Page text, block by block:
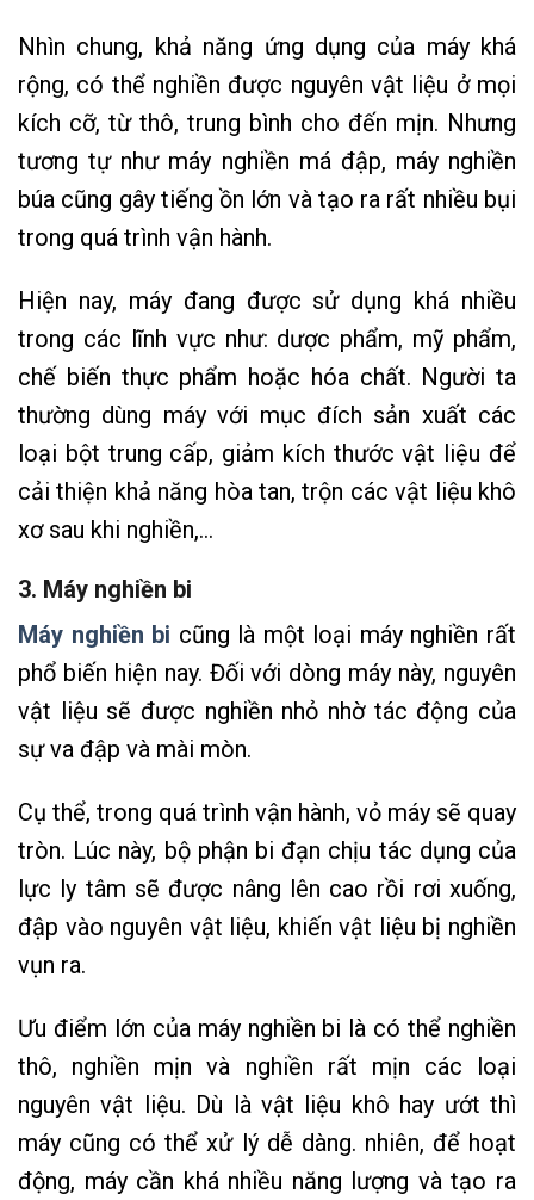
Nhìn chung, khả năng ứng dụng của máy khá
rộng, có thể nghiền được nguyên vật liệu ở mọi
kích cỡ, từ thô, trung bình cho đến mịn. Nhưng
tương tự như máy nghiền má đập, máy nghiền
búa cũng gây tiếng ồn lớn và tạo ra rất nhiều bụi
trong quá trình vận hành.
Hiện nay, máy đang được sử dụng khá nhiều
trong các lĩnh vực như: dược phẩm, mỹ phẩm,
chế biến thực phẩm hoặc hóa chất. Người ta
thường dùng máy với mục đích sản xuất các
loại bột trung cấp, giảm kích thước vật liệu để
cải thiện khả năng hòa tan, trộn các vật liệu khô
xơ sau khi nghiền,…
3. Máy nghiền bi
Máy nghiền bi cũng là một loại máy nghiền rất
phổ biến hiện nay. Đối với dòng máy này, nguyên
vật liệu sẽ được nghiền nhỏ nhờ tác động của
sự va đập và mài mòn.
Cụ thể, trong quá trình vận hành, vỏ máy sẽ quay
tròn. Lúc này, bộ phận bi đạn chịu tác dụng của
lực ly tâm sẽ được nâng lên cao rồi rơi xuống,
đập vào nguyên vật liệu, khiến vật liệu bị nghiền
vụn ra.
Ưu điểm lớn của máy nghiền bi là có thể nghiền
thô, nghiền mịn và nghiền rất mịn các loại
nguyên vật liệu. Dù là vật liệu khô hay ướt thì
máy cũng có thể xử lý dễ dàng. nhiên, để hoạt
động, máy cần khá nhiều năng lượng và tạo ra